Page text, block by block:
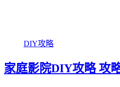
DIY攻略
家庭影院DIY攻略 攻